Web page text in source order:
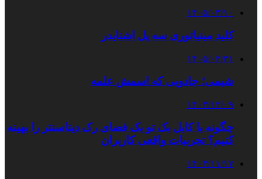
۱۴۰۵/۰۳/۱۰
کلید مینیاتوری سه پل اشنایدر
۱۴۰۵/۰۲/۳۱
شیمی؛ جادویی که اسمش علمه
۱۴۰۳/۱۲/۰۹
چگونه با کابل بک تو بک فضای رک دیتاسنتر را بهینه
کنیم؟ تجربیات واقعی کاربران
۱۴۰۳/۱۱/۱۷